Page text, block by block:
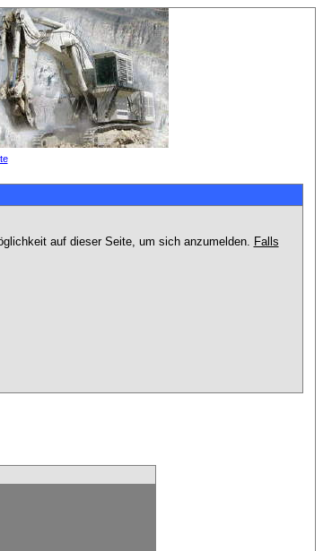
auf dieser Seite, um sich anzumelden. Falls